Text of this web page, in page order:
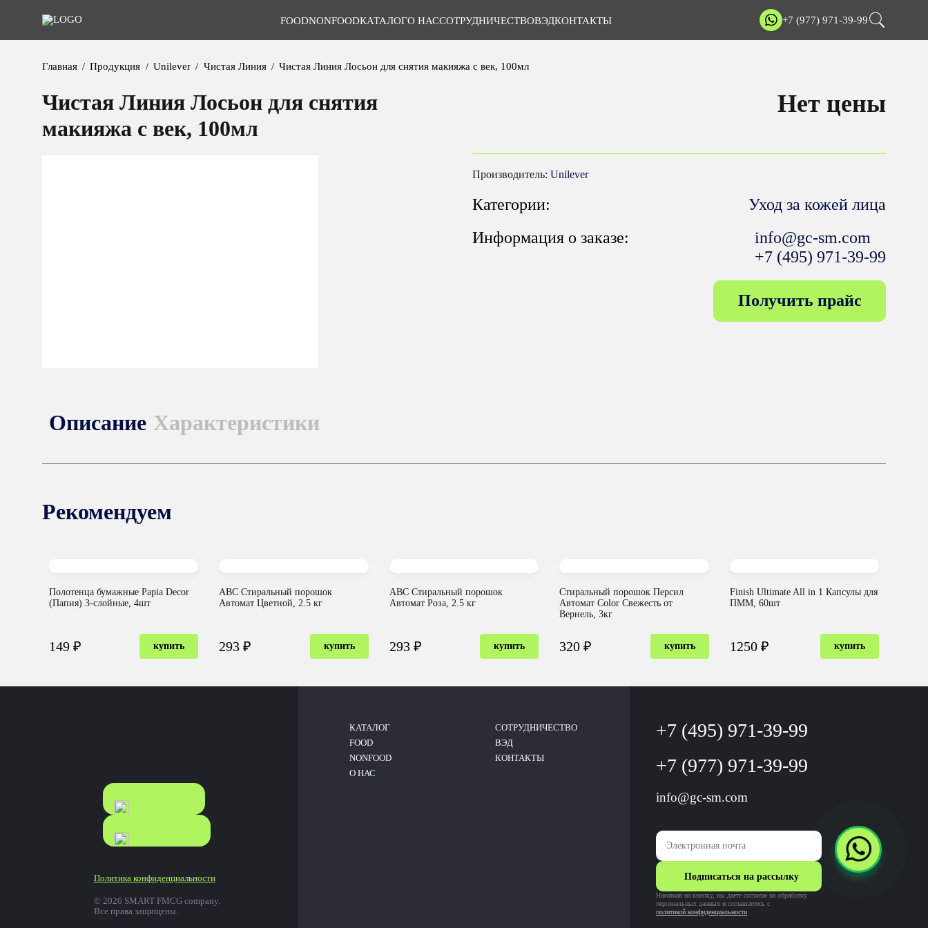
FOODNONFOODКАТАЛОГО НАССОТРУДНИЧЕСТВОВЭДКОНТАКТЫ +7 (977) 971-39-99
Главная Продукция Unilever Чистая Линия Чистая Линия Лосьон для снятия макияжа с век, 100мл
Чистая Линия Лосьон для снятия
макияжа с век, 100мл
Нет цены
Производитель:Unilever
Категории:
Уход за кожей лица
Информация о заказе:
info@gc-sm.com
+7 (495) 971-39-99
Получить прайс
Описание Характеристики
Рекомендуем
Полотенца бумажные Papia Decor
(Папия) 3-слойные, 4шт
149 ₽ купить
ABC Стиральный порошок
Автомат Цветной, 2.5 кг
293 ₽ купить
ABC Стиральный порошок
Автомат Роза, 2.5 кг
293 ₽ купить
Стиральный порошок Персил
Автомат Color Свежесть от
Вернель, 3кг
320 ₽ купить
Finish Ultimate All in 1 Капсулы для
ПММ, 60шт
1250 ₽ купить
Политика конфиденциальности
© 2026 SMART FMCG company.
Все права защищены.
КАТАЛОГ
CОТРУДНИЧЕСТВО
FOOD
ВЭД
NONFOOD
КОНТАКТЫ
О НАС
+7 (495) 971-39-99
+7 (977) 971-39-99
info@gc-sm.com
Подписаться на рассылку
Нажимая на кнопку, вы даете согласие на обработку
персональных данных и соглашаетесь c
политикой конфиденциальности